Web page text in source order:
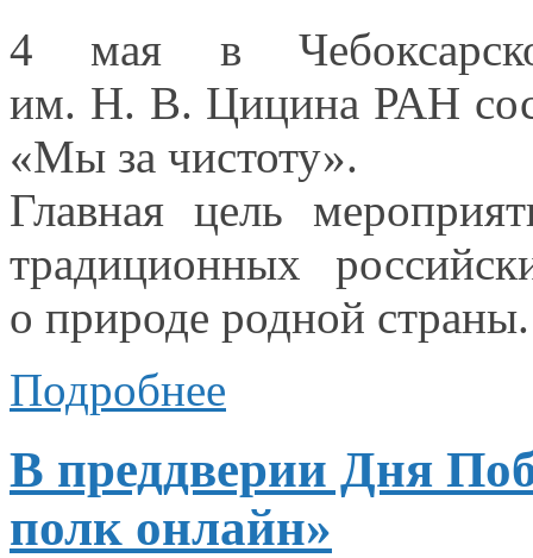
4 мая в
им. Н. В. Цицина РАН
«Мы за чистоту».
Главная цель
традиционных
о природе родной
Подробнее
В преддверии Дня
полк онлайн»